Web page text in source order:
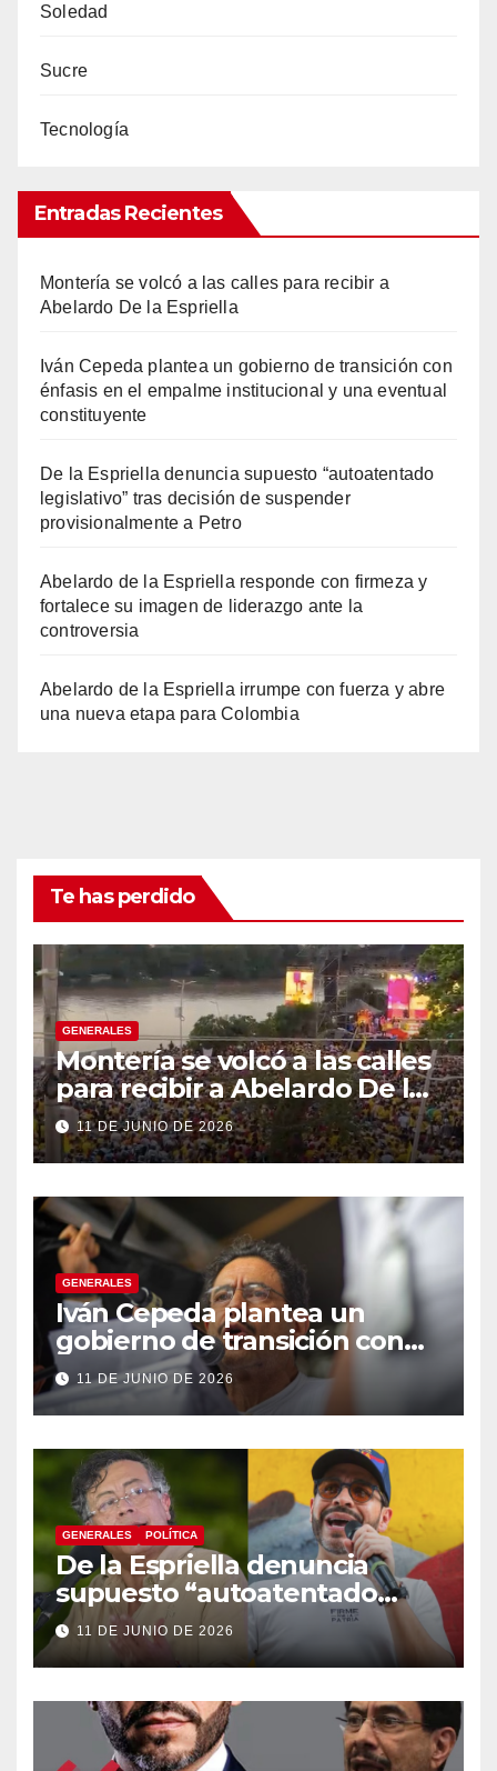
Soledad
Sucre
Tecnología
Entradas Recientes
Montería se volcó a las calles para recibir a
Abelardo De la Espriella
Iván Cepeda plantea un gobierno de transición con
énfasis en el empalme institucional y una eventual
constituyente
De la Espriella denuncia supuesto “autoatentado
legislativo” tras decisión de suspender
provisionalmente a Petro
Abelardo de la Espriella responde con firmeza y
fortalece su imagen de liderazgo ante la
controversia
Abelardo de la Espriella irrumpe con fuerza y abre
una nueva etapa para Colombia
Te has perdido
GENERALES
Montería se volcó a las calles
para recibir a Abelardo De la
Espriella
11 DE JUNIO DE 2026
GENERALES
Iván Cepeda plantea un
gobierno de transición con
énfasis en el empalme
institucional y una eventual
constituyente
11 DE JUNIO DE 2026
GENERALES POLÍTICA
De la Espriella denuncia
supuesto “autoatentado
legislativo” tras decisión de
suspender provisionalmente
a Petro
11 DE JUNIO DE 2026